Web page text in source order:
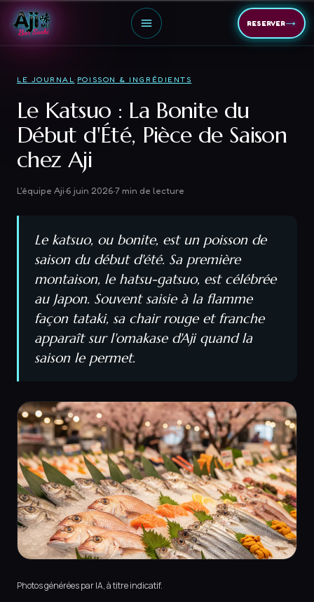
RESERVER→
LE JOURNAL· POISSON & INGRÉDIENTS
Le Katsuo : La Bonite du
Début d'Été, Pièce de Saison
chez Aji
L'équipe Aji·6 juin 2026·7 min de lecture
Le katsuo, ou bonite, est un poisson de
saison du début d'été. Sa première
montaison, le hatsu-gatsuo, est célébrée
au Japon. Souvent saisie à la flamme
façon tataki, sa chair rouge et franche
apparaît sur l'omakase d'Aji quand la
saison le permet.
Photos générées par IA, à titre indicatif.